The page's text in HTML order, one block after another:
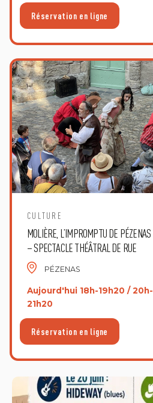
Réservation en ligne
CULTURE
MOLIÈRE, L’IMPROMPTU DE PÉZENAS
– SPECTACLE THÉÂTRAL DE RUE
PÉZENAS
Aujourd'hui 18h-19h20 / 20h-
21h20
Réservation en ligne